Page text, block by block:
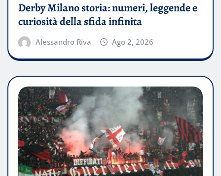
Derby Milano storia: numeri, leggende e
curiosità della sfida infinita
Alessandro Riva Ago 2, 2026